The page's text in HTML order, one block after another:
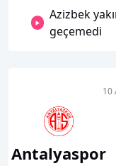
Azizbek
geçemedi
Antalyaspor
10